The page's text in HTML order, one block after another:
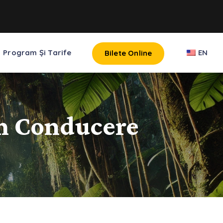
Program Și Tarife Bilete Online EN
Conducere